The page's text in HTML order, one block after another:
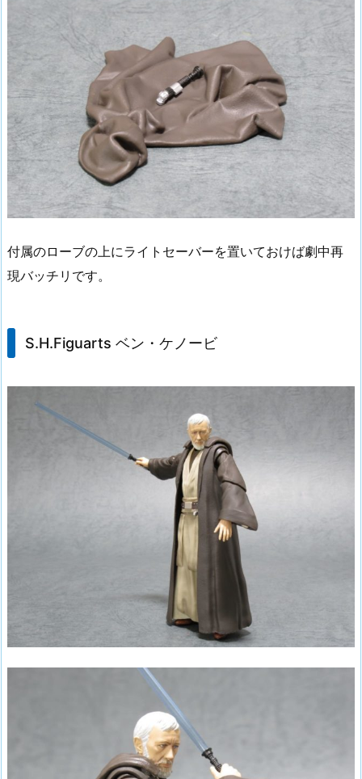
付属のローブの上にライトセーバーを置いておけば劇中再
現バッチリです。
S.H.Figuarts ベン・ケノービ